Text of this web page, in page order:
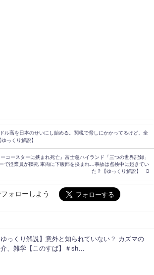
ル高を日本のせいにし始める。関税で脅しにかかってるけど、全
っくり解説】
コースターに挟まれ死亡』富士急ハイランド「三つの世界記録」
で従業員が轢死 車両に下腹部を挟まれ…事故は点検中に起きてい
た？【ゆっくり解説】
ォローしよう
ゆっくり解説】意外と知られていない？ カズマの
、雑学【このすば】＃sh…